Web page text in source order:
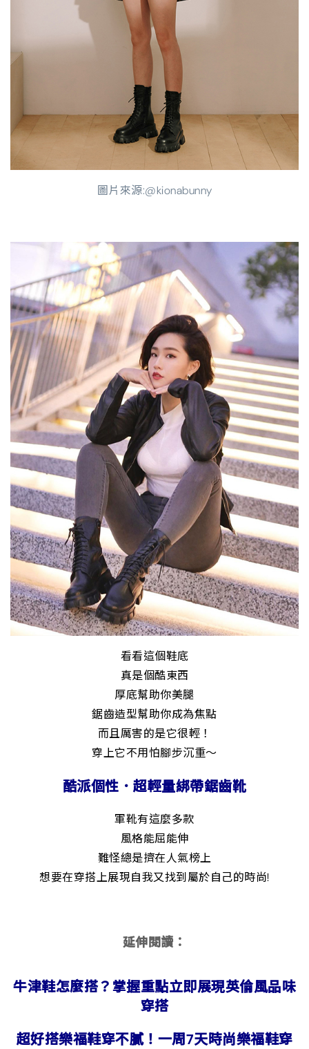
圖片來源:@kionabunny
看看這個鞋底
真是個酷東西
厚底幫助你美腿
鋸齒造型幫助你成為焦點
而且厲害的是它很輕！
穿上它不用怕腳步沉重～
酷派個性．超輕量綁帶鋸齒靴
軍靴有這麼多款
風格能屈能伸
難怪總是擠在人氣榜上
想要在穿搭上展現自我又找到屬於自己的時尚!
延伸閱讀：
牛津鞋怎麼搭？掌握重點立即展現英倫風品味
穿搭
超好搭樂福鞋穿不膩！一周7天時尚樂福鞋穿